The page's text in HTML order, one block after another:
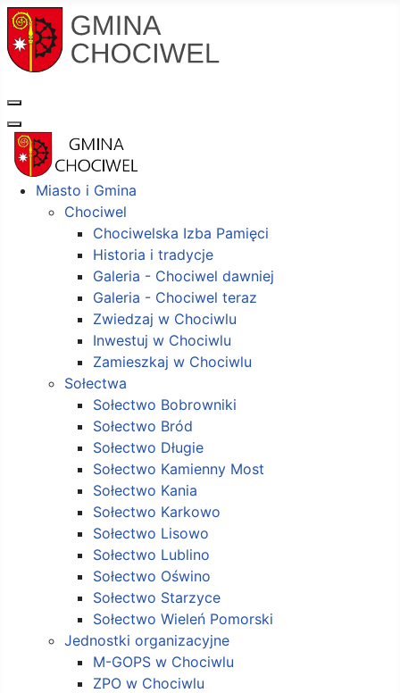
Miasto i Gmina
Chociwel
Chociwelska Izba Pamięci
Historia i tradycje
Galeria - Chociwel dawniej
Galeria - Chociwel teraz
Zwiedzaj w Chociwlu
Inwestuj w Chociwlu
Zamieszkaj w Chociwlu
Sołectwa
Sołectwo Bobrowniki
Sołectwo Bród
Sołectwo Długie
Sołectwo Kamienny Most
Sołectwo Kania
Sołectwo Karkowo
Sołectwo Lisowo
Sołectwo Lublino
Sołectwo Oświno
Sołectwo Starzyce
Sołectwo Wieleń Pomorski
Jednostki organizacyjne
M-GOPS w Chociwlu
ZPO w Chociwlu